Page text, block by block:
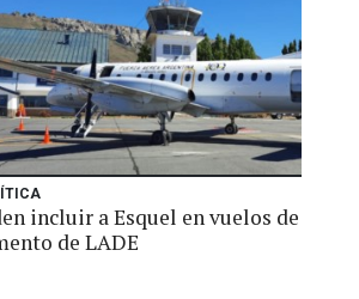
incluir a Esquel en vuelos de
de LADE